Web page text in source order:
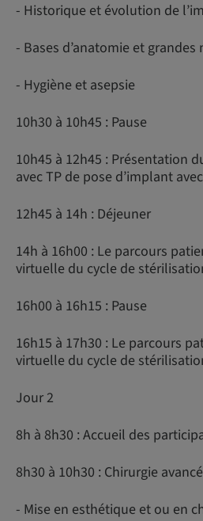
- Historique et évolution de
- Bases d’anatomie et
- Hygiène et asepsie
10h30 à 10h45 : Pause
10h45 à 12h45 : Présentation
avec TP de pose d’implant
12h45 à 14h : Déjeuner
14h à 16h00 : Le parcours
virtuelle du cycle de
16h00 à 16h15 : Pause
16h15 à 17h30 : Le parcours
virtuelle du cycle de
Jour 2
8h à 8h30 : Accueil des
8h30 à 10h30 : Chirurgie
- Mise en esthétique et ou en